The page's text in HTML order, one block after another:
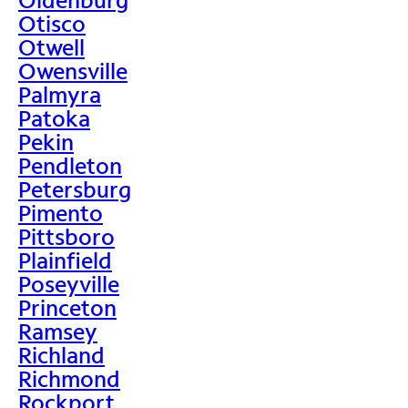
Otisco
Otwell
Owensville
Palmyra
Patoka
Pekin
Pendleton
Petersburg
Pimento
Pittsboro
Plainfield
Poseyville
Princeton
Ramsey
Richland
Richmond
Rockport